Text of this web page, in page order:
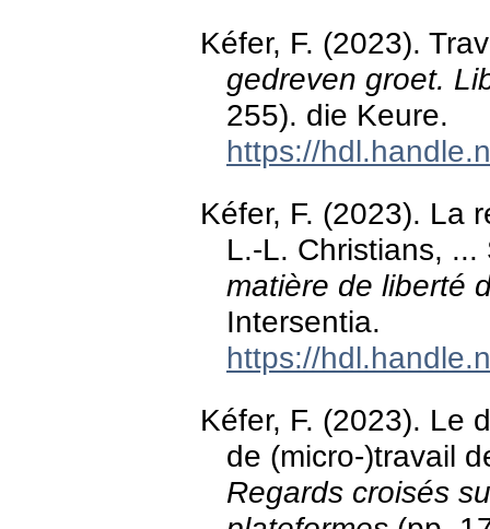
Kéfer, F. (2023).
gedreven groet.
255). die Keure.
https://
Kéfer, F. (2023). La
L.-L. Christians,
matière de liberté
Intersentia.
https://
Kéfer, F. (2023). Le
de (micro-)travail
Regards croisés